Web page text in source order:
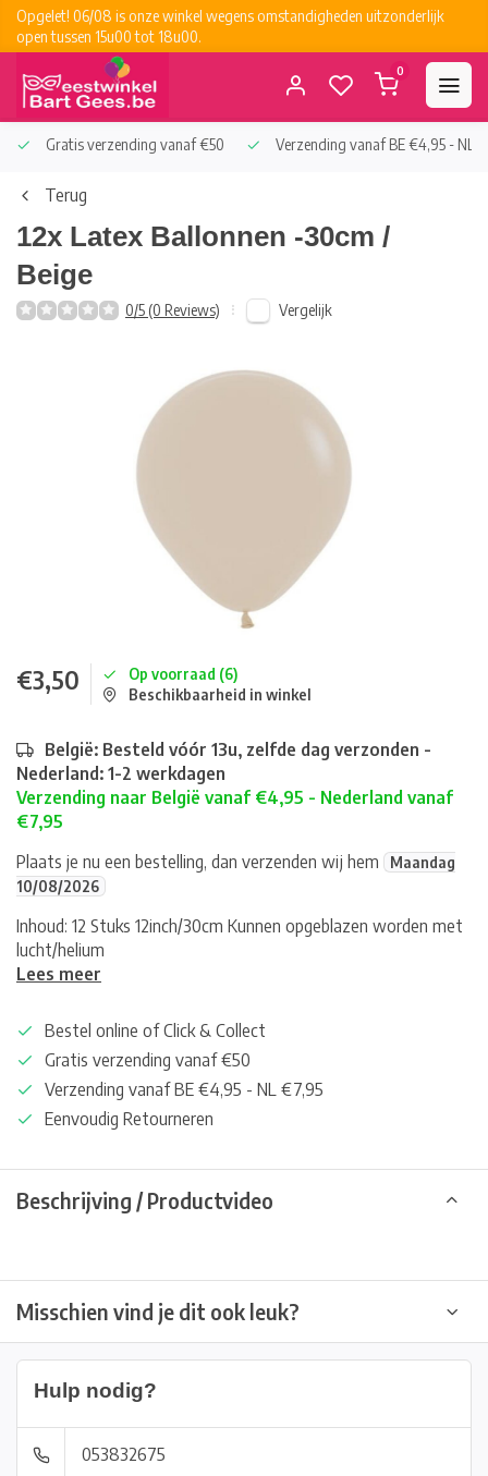
Opgelet! 06/08 is onze winkel wegens omstandigheden uitzonderlijk
open tussen 15u00 tot 18u00.
0
Gratis verzending vanaf €50 Verzending vanaf BE €4,95 - NL
Terug
12x Latex Ballonnen -30cm /
Beige
0/5 (0 Reviews) Vergelijk
€3,50
Op voorraad (6)
Beschikbaarheid in winkel
België: Besteld vóór 13u, zelfde dag verzonden -
Nederland: 1-2 werkdagen
Verzending naar België vanaf €4,95 - Nederland vanaf
€7,95
Plaats je nu een bestelling, dan verzenden wij hem
Maandag
10/08/2026
Inhoud: 12 Stuks 12inch/30cm Kunnen opgeblazen worden met
lucht/helium
Lees meer
Bestel online of Click & Collect
Gratis verzending vanaf €50
Verzending vanaf BE €4,95 - NL €7,95
Eenvoudig Retourneren
Beschrijving / Productvideo
Misschien vind je dit ook leuk?
Hulp nodig?
053832675